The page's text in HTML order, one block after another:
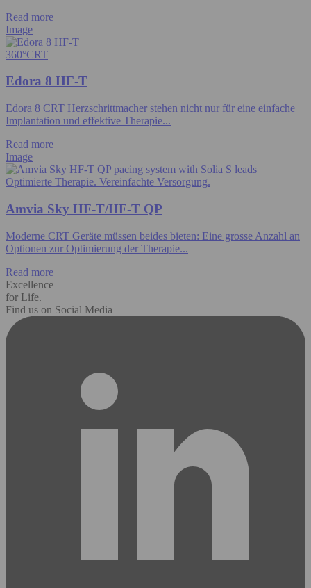
Read more
Image
360°CRT
Edora 8 HF-T
Edora 8 CRT Herzschrittmacher stehen nicht nur für eine einfache
Implantation und effektive Therapie...
Read more
Image
Optimierte Therapie. Vereinfachte Versorgung.
Amvia Sky HF-T/HF-T QP
Moderne CRT Geräte müssen beides bieten: Eine grosse Anzahl an
Optionen zur Optimierung der Therapie...
Read more
Excellence
for Life.
Find us on Social Media